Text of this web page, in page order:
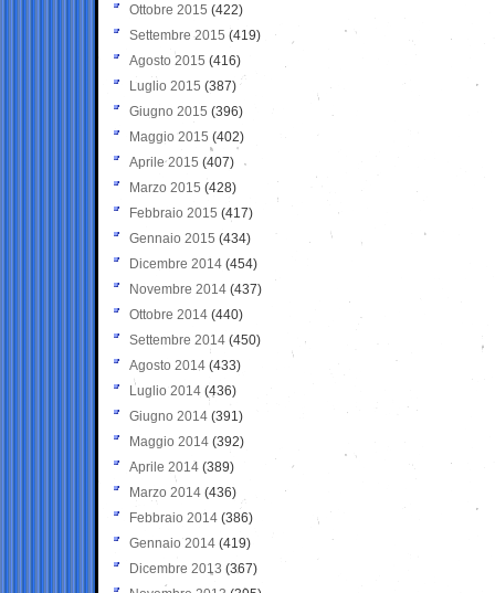
Ottobre 2015 (422)
Settembre 2015 (419)
Agosto 2015 (416)
Luglio 2015 (387)
Giugno 2015 (396)
Maggio 2015 (402)
Aprile 2015 (407)
Marzo 2015 (428)
Febbraio 2015 (417)
Gennaio 2015 (434)
Dicembre 2014 (454)
Novembre 2014 (437)
Ottobre 2014 (440)
Settembre 2014 (450)
Agosto 2014 (433)
Luglio 2014 (436)
Giugno 2014 (391)
Maggio 2014 (392)
Aprile 2014 (389)
Marzo 2014 (436)
Febbraio 2014 (386)
Gennaio 2014 (419)
Dicembre 2013 (367)